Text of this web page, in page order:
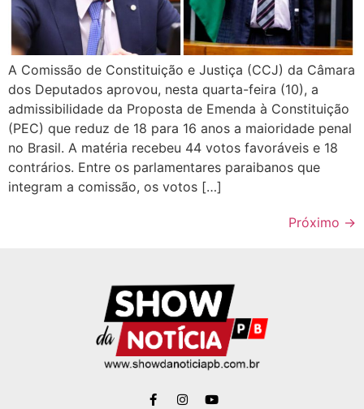
A Comissão de Constituição e Justiça (CCJ) da Câmara
dos Deputados aprovou, nesta quarta-feira (10), a
admissibilidade da Proposta de Emenda à Constituição
(PEC) que reduz de 18 para 16 anos a maioridade penal
no Brasil. A matéria recebeu 44 votos favoráveis e 18
contrários. Entre os parlamentares paraibanos que
integram a comissão, os votos […]
Próximo →